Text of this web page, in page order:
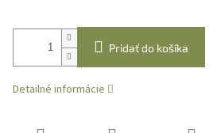
Pridať do košíka
Detailné informácie